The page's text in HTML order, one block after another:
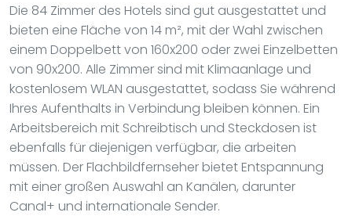
Die 84 Zimmer des Hotels sind gut ausgestattet und
bieten eine Fläche von 14 m², mit der Wahl zwischen
einem Doppelbett von 160x200 oder zwei Einzelbetten
von 90x200. Alle Zimmer sind mit Klimaanlage und
kostenlosem WLAN ausgestattet, sodass Sie während
Ihres Aufenthalts in Verbindung bleiben können. Ein
Arbeitsbereich mit Schreibtisch und Steckdosen ist
ebenfalls für diejenigen verfügbar, die arbeiten
müssen. Der Flachbildfernseher bietet Entspannung
mit einer großen Auswahl an Kanälen, darunter
Canal+ und internationale Sender.